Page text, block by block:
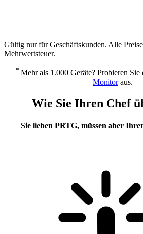
Gültig nur für Geschäftskunden. Alle
Mehrwertsteuer.
* Mehr als 1.000 Geräte? Probieren Sie
Monitoraus.
Wie Sie Ihren Chef
Sie lieben PRTG, müssen aber